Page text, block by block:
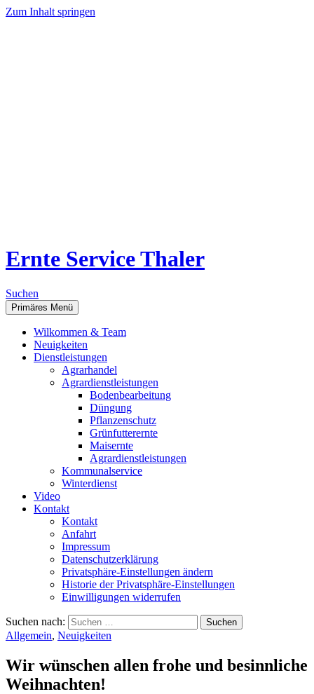
Zum Inhalt springen
Ernte Service Thaler
Suchen
Primäres Menü
Wilkommen & Team
Neuigkeiten
Dienstleistungen
Agrarhandel
Agrardienstleistungen
Bodenbearbeitung
Düngung
Pflanzenschutz
Grünfutterernte
Maisernte
Agrardienstleistungen
Kommunalservice
Winterdienst
Video
Kontakt
Kontakt
Anfahrt
Impressum
Datenschutzerklärung
Privatsphäre-Einstellungen ändern
Historie der Privatsphäre-Einstellungen
Einwilligungen widerrufen
Suchen nach:
Allgemein, Neuigkeiten
Wir wünschen allen frohe und besinnliche
Weihnachten!